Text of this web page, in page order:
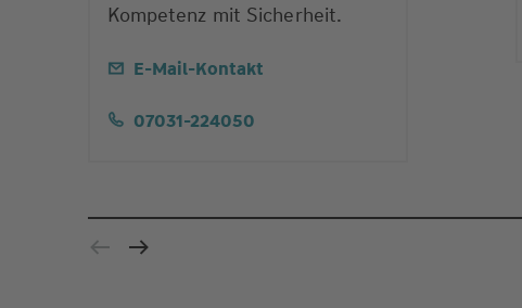
Kompetenz mit Sicherheit.
E-Mail-Kontakt
07031-224050